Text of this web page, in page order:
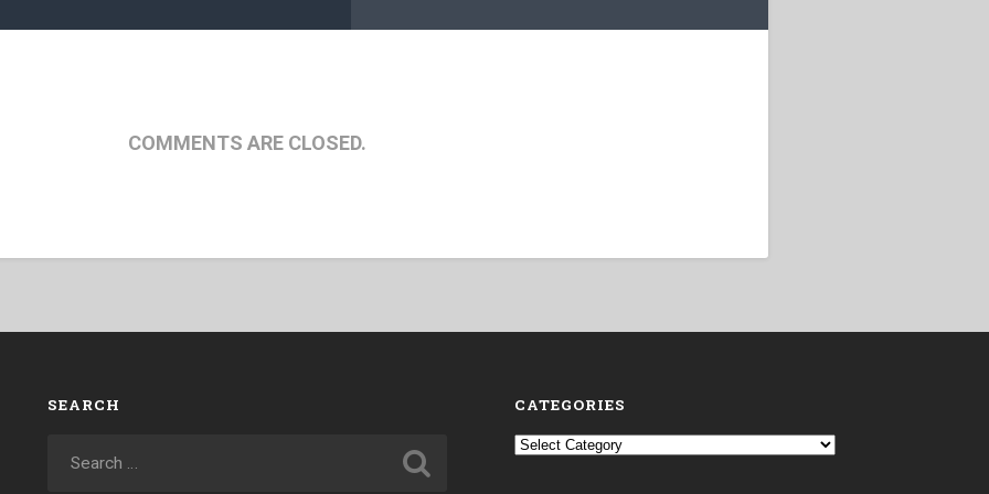
COMMENTS ARE CLOSED.
SEARCH CATEGORIES
Categories